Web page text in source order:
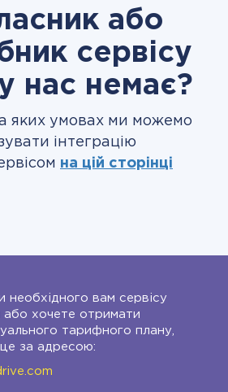
або
сервісу
нас немає?
яких умовах ми можемо
інтеграцію
на цій сторінці
вам сервісу
або хочете отримати
тарифного плану,
за адресою: